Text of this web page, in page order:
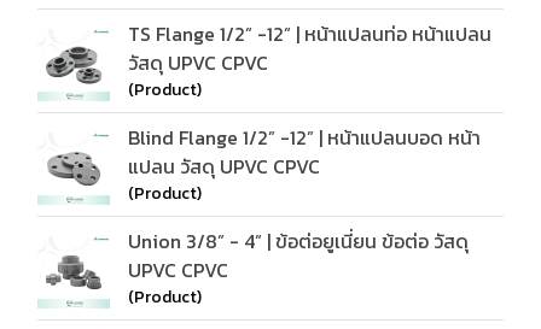
TS Flange 1/2” -12” | หน้าแปลนท่อ หน้าแปลน
วัสดุ UPVC CPVC
(Product)
Blind Flange 1/2” -12” | หน้าแปลนบอด หน้า
แปลน วัสดุ UPVC CPVC
(Product)
Union 3/8” - 4” | ข้อต่อยูเนี่ยน ข้อต่อ วัสดุ
UPVC CPVC
(Product)